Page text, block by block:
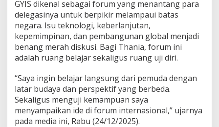
GYIS dikenal sebagai forum yang menantang para
delegasinya untuk berpikir melampaui batas
negara. Isu teknologi, keberlanjutan,
kepemimpinan, dan pembangunan global menjadi
benang merah diskusi. Bagi Thania, forum ini
adalah ruang belajar sekaligus ruang uji diri.
“Saya ingin belajar langsung dari pemuda dengan
latar budaya dan perspektif yang berbeda.
Sekaligus menguji kemampuan saya
menyampaikan ide di forum internasional,” ujarnya
pada media ini, Rabu (24/12/2025).